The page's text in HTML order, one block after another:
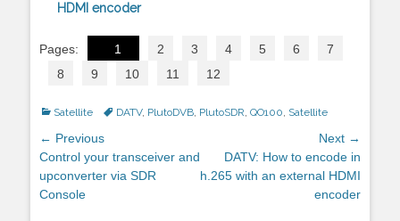
HDMI encoder
Pages: 1 2 3 4 5 6
7
8
9 10 11 12
Categories
Satellite TagsDATV, PlutoDVB, PlutoSDR, QO100, Satellite
Post
navigation
← Previous
Previous
post:
Control your transceiver and
upconverter via SDR
Console
Next →
Next
post:
DATV: How to encode in
h.265 with an external HDMI
encoder